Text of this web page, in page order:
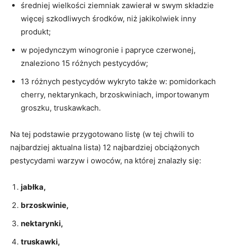
średniej wielkości ziemniak zawierał w swym składzie
więcej szkodliwych środków, niż jakikolwiek inny
produkt;
w pojedynczym winogronie i papryce czerwonej,
znaleziono 15 różnych pestycydów;
13 różnych pestycydów wykryto także w: pomidorkach
cherry, nektarynkach, brzoskwiniach, importowanym
groszku, truskawkach.
Na tej podstawie przygotowano listę (w tej chwili to
najbardziej aktualna lista) 12 najbardziej obciążonych
pestycydami warzyw i owoców, na której znalazły się:
jabłka,
brzoskwinie,
nektarynki,
truskawki,